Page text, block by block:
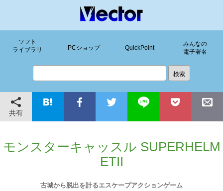
ソフト
ライブラリ
PCショップ QuickPoint
みんなの
電子署名
共有
モンスターキャッスル SUPERHELM
ETII
古城から脱出を計るエスケープアクションゲーム